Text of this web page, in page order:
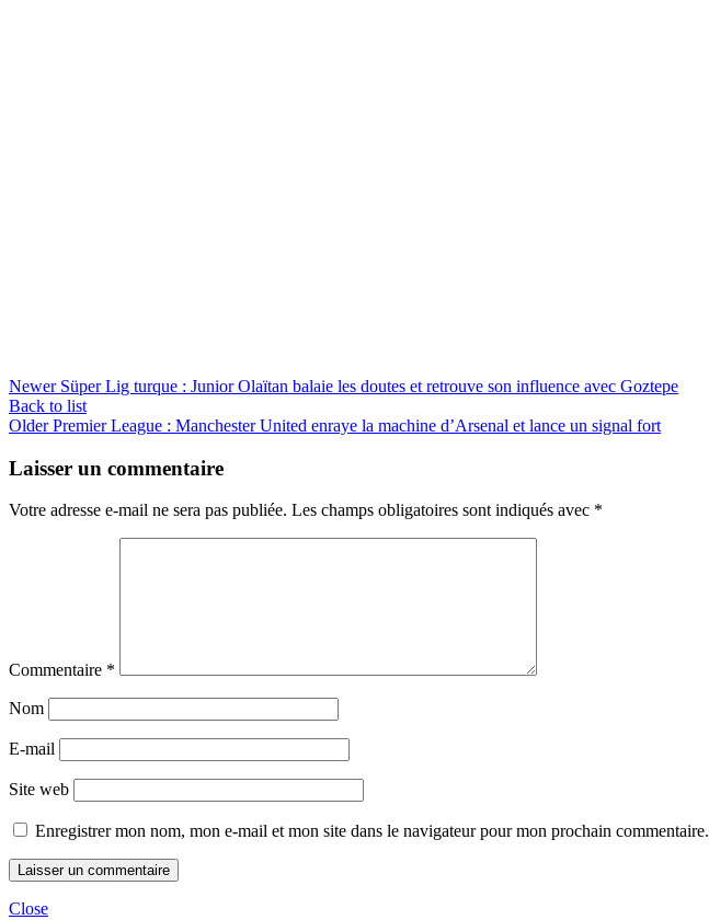
Newer Süper Lig turque : Junior Olaïtan balaie les doutes et retrouve son influence avec Goztepe
Back to list
Older Premier League : Manchester United enraye la machine d’Arsenal et lance un signal fort
Laisser un commentaire
Votre adresse e-mail ne sera pas publiée. Les champs obligatoires sont indiqués avec *
Commentaire *
Nom
E-mail
Site web
Enregistrer mon nom, mon e-mail et mon site dans le navigateur pour mon prochain commentaire.
Close